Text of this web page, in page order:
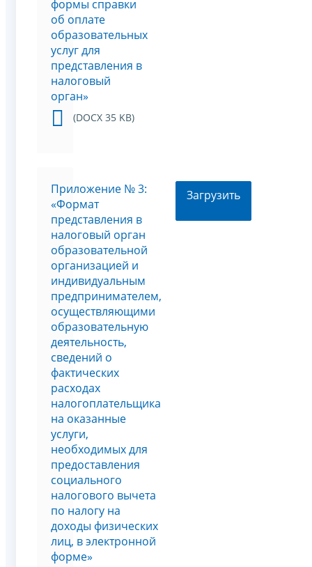
формы справки
об оплате
образовательных
услуг для
представления в
налоговый
орган»
(DOCX 35 KB)
Приложение № 3:
«Формат
представления в
налоговый орган
образовательной
организацией и
индивидуальным
предпринимателем,
осуществляющими
образовательную
деятельность,
сведений о
фактических
расходах
налогоплательщика
на оказанные
услуги,
необходимых для
предоставления
социального
налогового вычета
по налогу на
доходы физических
лиц, в электронной
форме»
Загрузить